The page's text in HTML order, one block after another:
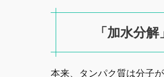
「加水分
本来、タンパク質は分子